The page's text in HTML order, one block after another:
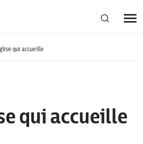
qui accueille
qui accueille